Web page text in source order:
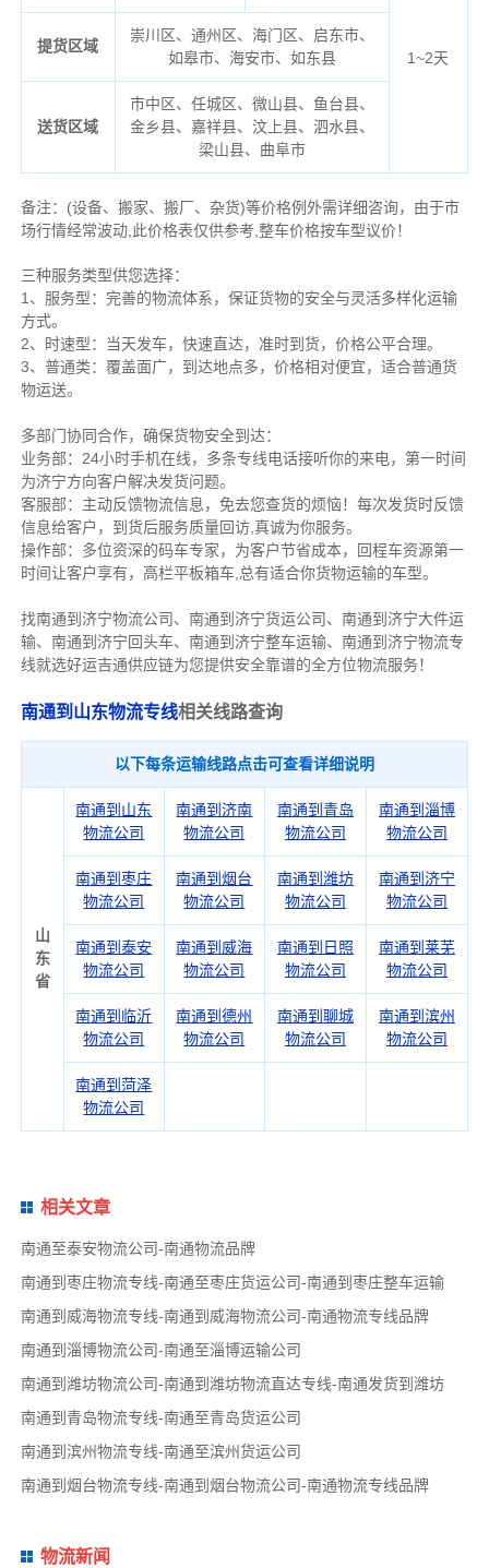
1~2天
提货区域
崇川区、通州区、海门区、启东市、
如皋市、海安市、如东县
送货区域
市中区、任城区、微山县、鱼台县、
金乡县、嘉祥县、汶上县、泗水县、
梁山县、曲阜市
备注： (设备、搬家、搬厂、杂货)等价格例外需详细咨询，由于市
场行情经常波动,此价格表仅供参考,整车价格按车型议价！
三种服务类型供您选择：
1、服务型：完善的物流体系，保证货物的安全与灵活多样化运输
方式。
2、时速型：当天发车，快速直达，准时到货，价格公平合理。
3、普通类：覆盖面广，到达地点多，价格相对便宜，适合普通货
物运送。
多部门协同合作，确保货物安全到达：
业务部：24小时手机在线，多条专线电话接听你的来电，第一时间
为济宁方向客户解决发货问题。
客服部：主动反馈物流信息，免去您查货的烦恼！每次发货时反馈
信息给客户，到货后服务质量回访,真诚为你服务。
操作部：多位资深的码车专家，为客户节省成本，回程车资源第一
时间让客户享有，高栏平板箱车,总有适合你货物运输的车型。
找南通到济宁物流公司、南通到济宁货运公司、南通到济宁大件运
输、南通到济宁回头车、南通到济宁整车运输、南通到济宁物流专
线就选好运吉通供应链为您提供安全靠谱的全方位物流服务！
南通到山东物流专线相关线路查询
以下每条运输线路点击可查看详细说明
山
东
省
南通到山东
物流公司
南通到济南
物流公司
南通到青岛
物流公司
南通到淄博
物流公司
南通到枣庄
物流公司
南通到烟台
物流公司
南通到潍坊
物流公司
南通到济宁
物流公司
南通到泰安
物流公司
南通到威海
物流公司
南通到日照
物流公司
南通到莱芜
物流公司
南通到临沂
物流公司
南通到德州
物流公司
南通到聊城
物流公司
南通到滨州
物流公司
南通到菏泽
物流公司
相关文章
南通至泰安物流公司-南通物流品牌
南通到枣庄物流专线-南通至枣庄货运公司-南通到枣庄整车运输
南通到威海物流专线-南通到威海物流公司-南通物流专线品牌
南通到淄博物流公司-南通至淄博运输公司
南通到潍坊物流公司-南通到潍坊物流直达专线-南通发货到潍坊
南通到青岛物流专线-南通至青岛货运公司
南通到滨州物流专线-南通至滨州货运公司
南通到烟台物流专线-南通到烟台物流公司-南通物流专线品牌
物流新闻